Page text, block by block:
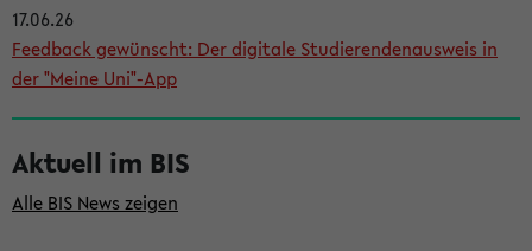
s
t
e
17.06.26
Feedback gewünscht: Der digitale Studierendenausweis in
der "Meine Uni"-App
Aktuell im BIS
Alle BIS News zeigen